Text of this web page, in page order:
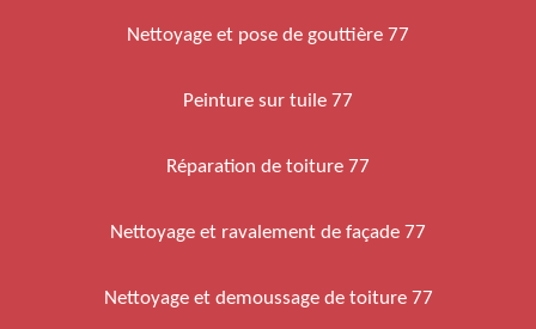
Nettoyage et pose de gouttière 77
Peinture sur tuile 77
Réparation de toiture 77
Nettoyage et ravalement de façade 77
Nettoyage et demoussage de toiture 77